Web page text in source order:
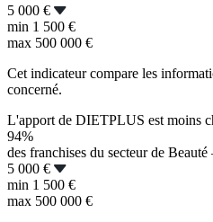
5 000 €
min 1 500 €
max 500 000 €
Cet indicateur compare les
concerné.
L'apport de DIETPLUS est moins
94%
des franchises du secteur de
5 000 €
min 1 500 €
max 500 000 €